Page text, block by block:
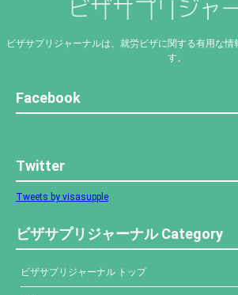
ビザサプリジャーナルは、就労ビザに関する有用な
す。
Facebook
Twitter
Tweets by visasupple
ビザサプリジャーナル Category
ビザサプリジャーナル トップ